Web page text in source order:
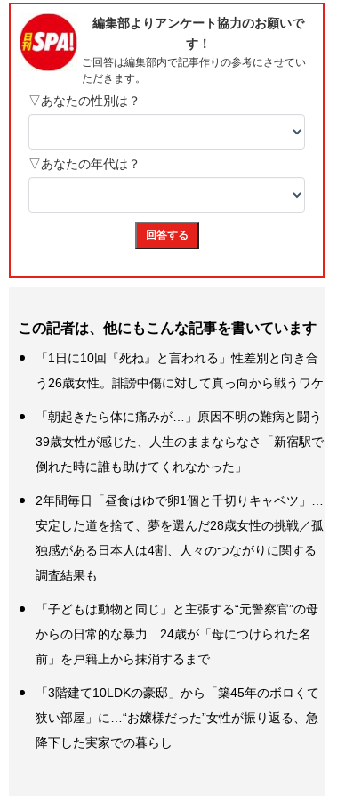
この記者は、他にもこんな記事を書いています
「1日に10回『死ね』と言われる」性差別と向き合
う26歳女性。誹謗中傷に対して真っ向から戦うワケ
「朝起きたら体に痛みが…」原因不明の難病と闘う
39歳女性が感じた、人生のままならなさ「新宿駅で
倒れた時に誰も助けてくれなかった」
2年間毎日「昼食はゆで卵1個と千切りキャベツ」…
安定した道を捨て、夢を選んだ28歳女性の挑戦／孤
独感がある日本人は4割、人々のつながりに関する
調査結果も
「子どもは動物と同じ」と主張する“元警察官”の母
からの日常的な暴力…24歳が「母につけられた名
前」を戸籍上から抹消するまで
「3階建て10LDKの豪邸」から「築45年のボロくて
狭い部屋」に…“お嬢様だった”女性が振り返る、急
降下した実家での暮らし